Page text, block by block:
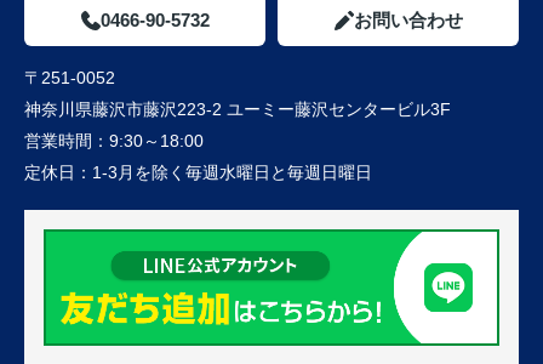
0466-90-5732 お問い合わせ
〒251-0052
神奈川県藤沢市藤沢223-2 ユーミー藤沢センタービル3F
営業時間： 9:30～18:00
定休日： 1-3月を除く毎週水曜日と毎週日曜日